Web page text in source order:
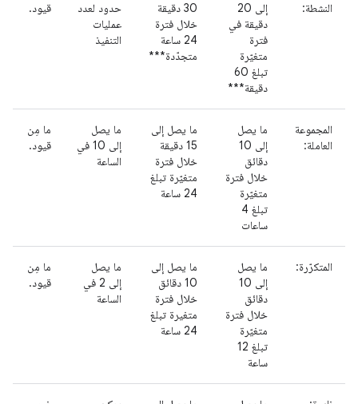
النشطة:
إلى 20
دقيقة في
فترة
متغيّرة
تبلغ 60
دقيقة***
30 دقيقة
خلال فترة
24 ساعة
متجدّدة***
حدود لعدد
عمليات
التنفيذ
قيود.
المجموعة
العاملة:
ما يصل
إلى 10
دقائق
خلال فترة
متغيّرة
تبلغ 4
ساعات
ما يصل إلى
15 دقيقة
خلال فترة
متغيّرة تبلغ
24 ساعة
ما يصل
إلى 10 في
الساعة
ما مِن
قيود.
المتكرّرة:
ما يصل
إلى 10
دقائق
خلال فترة
متغيّرة
تبلغ 12
ساعة
ما يصل إلى
10 دقائق
خلال فترة
متغيرة تبلغ
24 ساعة
ما يصل
إلى 2 في
الساعة
ما مِن
قيود.